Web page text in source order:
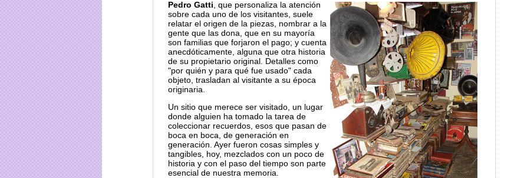
Pedro Gatti , que personaliza la atención
sobre cada uno de los visitantes, suele
relatar el origen de la piezas, nombrar a la
gente que las dona, que en su mayoría
son familias que forjaron el pago; y cuenta
anecdóticamente, alguna que otra historia
de su propietario original. Detalles como
"por quién y para qué fue usado" cada
objeto, trasladan al visitante a su época
originaria.
Un sitio que merece ser visitado, un lugar
donde alguien ha tomado la tarea de
coleccionar recuerdos, esos que pasan de
boca en boca, de generación en
generación. Ayer fueron cosas simples y
tangibles, hoy, mezclados con un poco de
historia y con el paso del tiempo son parte
esencial de nuestra memoria.